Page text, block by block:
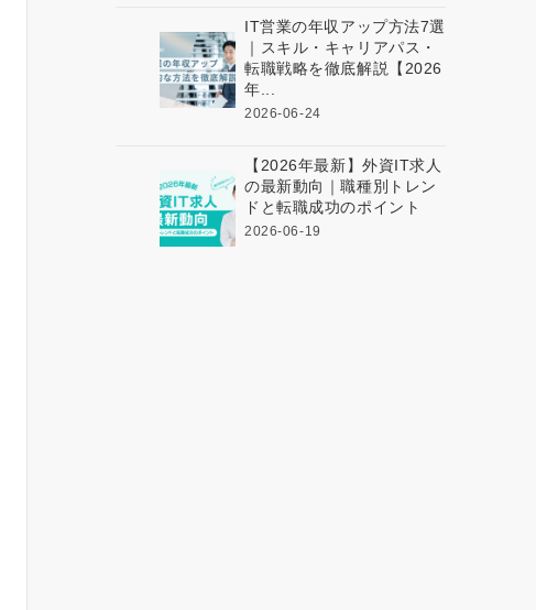
IT営業の年収アップ方法7選
｜スキル・キャリアパス・
転職戦略を徹底解説【2026
年...
2026-06-24
【2026年最新】外資IT求人
の最新動向｜職種別トレン
ドと転職成功のポイント
2026-06-19